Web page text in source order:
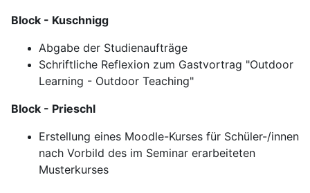
Block - Kuschnigg
Abgabe der Studienaufträge
Schriftliche Reflexion zum Gastvortrag "Outdoor
Learning - Outdoor Teaching"
Block - Prieschl
Erstellung eines Moodle-Kurses für Schüler-/innen
nach Vorbild des im Seminar erarbeiteten
Musterkurses